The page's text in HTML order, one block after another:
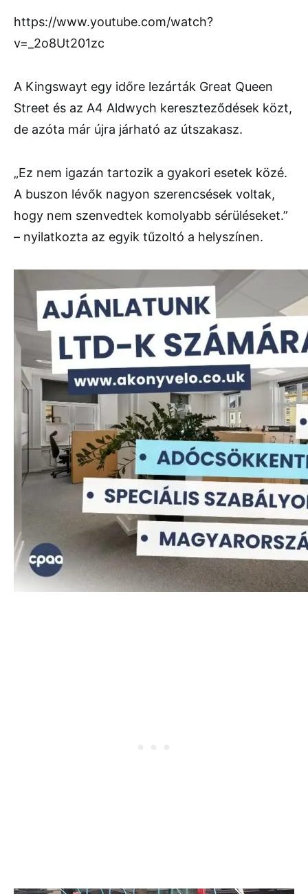
https://www.youtube.com/watch?
v=_2o8Ut201zc
A Kingswayt egy időre lezárták Great Queen
Street és az A4 Aldwych kereszteződések közt,
de azóta már újra járható az útszakasz.
„Ez nem igazán tartozik a gyakori esetek közé.
A buszon lévők nagyon szerencsések voltak,
hogy nem szenvedtek komolyabb sérüléseket.”
– nyilatkozta az egyik tűzoltó a helyszínen.